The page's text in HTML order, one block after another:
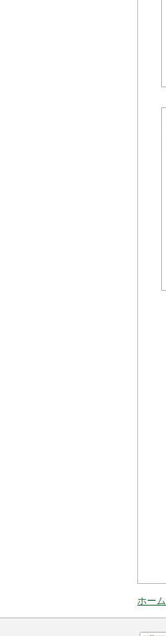
ホーム